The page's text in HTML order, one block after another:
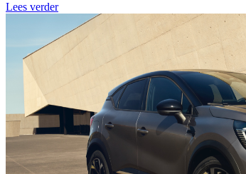
Lees verder